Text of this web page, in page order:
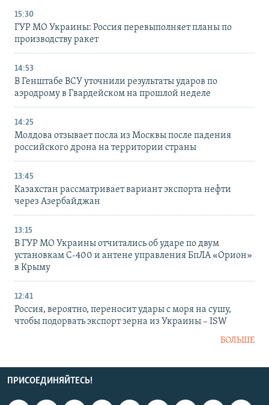
15:30
ГУР МО Украины: Россия перевыполняет планы по
производству ракет
14:53
В Генштабе ВСУ уточнили результаты ударов по
аэродрому в Гвардейском на прошлой неделе
14:25
Молдова отзывает посла из Москвы после падения
российского дрона на территории страны
13:45
Казахстан рассматривает вариант экспорта нефти
через Азербайджан
13:15
В ГУР МО Украины отчитались об ударе по двум
установкам С-400 и антене управления БпЛА «Орион»
в Крыму
12:41
Россия, вероятно, переносит удары с моря на сушу,
чтобы подорвать экспорт зерна из Украины – ISW
БОЛЬШЕ
ПРИСОЕДИНЯЙТЕСЬ!